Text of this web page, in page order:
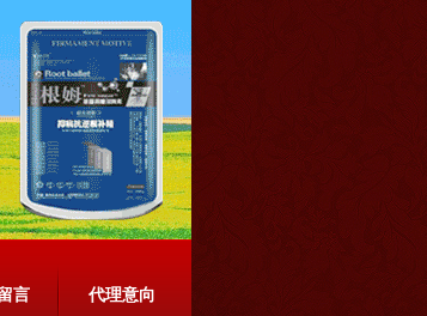
言 代理意向